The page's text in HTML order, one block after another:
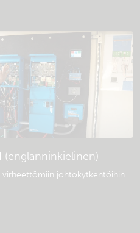
virheettömiin johtokytkentöihin.